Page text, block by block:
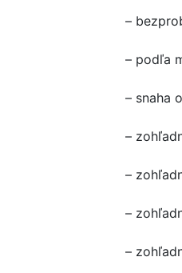
–
– podľa
– snaha
–
–
–
–